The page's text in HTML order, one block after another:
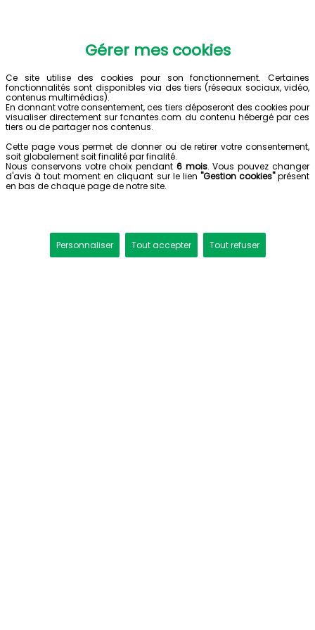
Gérer mes cookies
Ce site utilise des cookies pour son fonctionnement. Certaines
fonctionnalités sont disponibles via des tiers (réseaux sociaux, vidéo,
contenus multimédias).
En donnant votre consentement, ces tiers déposeront des cookies pour
visualiser directement sur fcnantes.com du contenu hébergé par ces
tiers ou de partager nos contenus.
Cette page vous permet de donner ou de retirer votre consentement,
soit globalement soit finalité par finalité.
Nous conservons votre choix pendant 6 mois. Vous pouvez changer
d'avis à tout moment en cliquant sur le lien "Gestion cookies"présent
en bas de chaque page de notre site.
Personnaliser Tout accepter Tout refuser